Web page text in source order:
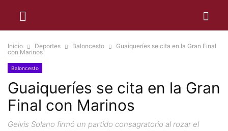
Inicio Deportes Baloncesto
Guaiqueríes se cita en la Gran Final
con Marinos
Baloncesto
Guaiqueríes se cita en la Gran
Final con Marinos
Gelvis Solano firmó un partido consagratorio al rozar el